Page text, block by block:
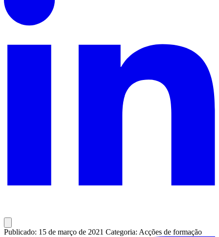
Publicado: 15 de março de 2021 Categoria: Acções de formação